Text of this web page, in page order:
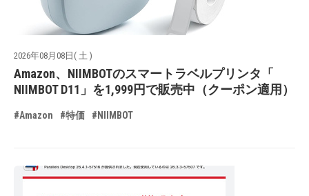
2026年08月08日( 土 )
Amazon、NIIMBOTのスマートラベルプリンタ「
NIIMBOT D11」を1,999円で販売中（クーポン適用）
#Amazon #特価 #NIIMBOT